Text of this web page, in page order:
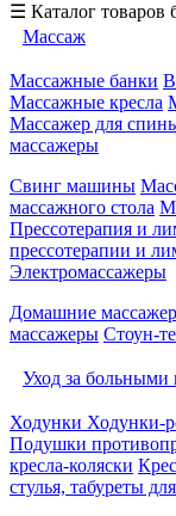
☰ Каталог товаров
Массаж
Массажные банки
Массажные кресла
Массажер для
массажеры
Свинг машины
массажного стола
Прессотерапия и
прессотерапии и
Электромассажеры
Домашние
массажеры Стоун-
Уход за
Ходунки Ходунки-
Подушки
кресла-коляски
стулья, табуреты